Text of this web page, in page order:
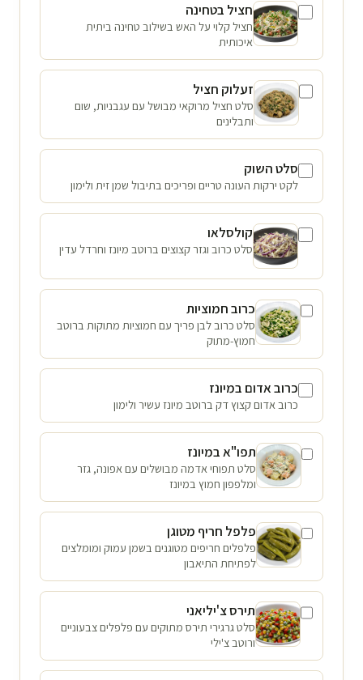
חציל בטחינה
חציל קלוי על האש בשילוב טחינה ביתית
איכותית
זעלוק חציל
סלט חציל מרוקאי מבושל עם עגבניות, שום
ותבלינים
סלט השוק
לקט ירקות העונה טריים ופריכים בתיבול שמן זית ולימון
קולסלאו
סלט כרוב וגזר קצוצים ברוטב מיונז וחרדל עדין
כרוב חמוציות
סלט כרוב לבן פריך עם חמוציות מתוקות ברוטב
חמוץ-מתוק
כרוב אדום במיונז
כרוב אדום קצוץ דק ברוטב מיונז עשיר ולימון
תפו"א במיונז
סלט תפוחי אדמה מבושלים עם אפונה, גזר
ומלפפון חמוץ במיונז
פלפל חריף מטוגן
פלפלים חריפים מטוגנים בשמן עמוק ומומלצים
לפתיחת התיאבון
תירס צ'יליאני
סלט גרגירי תירס מתוקים עם פלפלים צבעוניים
ורוטב צ'ילי